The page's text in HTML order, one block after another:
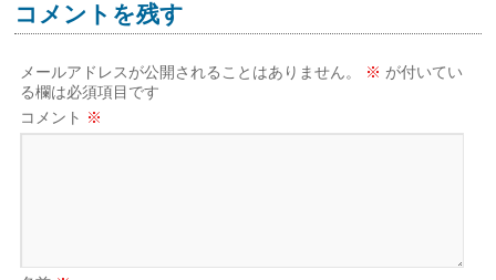
コメントを残す
メールアドレスが公開されることはありません。 ※ が付いてい
る欄は必須項目です
コメント ※